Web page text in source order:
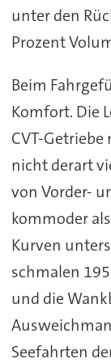
unter den
Prozent
Beim
Komfort. Die
CVT-
nicht derart
von Vorder-
kommoder
Kurven
schmalen
und die
Seefahrten